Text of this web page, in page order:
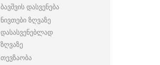
ბავშვის დასვენება
ნივთები ზღვაზე
დასასვენებლად
ზღვაზე
თევზაობა